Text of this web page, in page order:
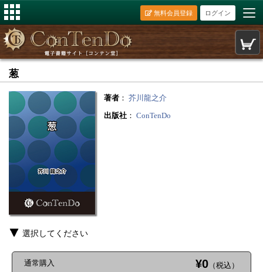
ログイン
無料会員登録
葱
著者 ： 芥川龍之介
出版社 ： ConTenDo
選択してください
通常購入 ¥0 （税込）